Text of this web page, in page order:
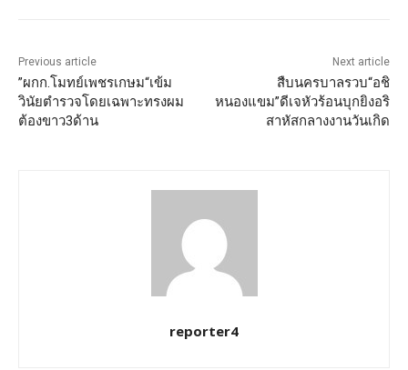
Previous article
”ผกก.โมทย์เพชรเกษม“เข้ม
วินัยตำรวจโดยเฉพาะทรงผม
ต้องขาว3ด้าน
Next article
สืบนครบาลรวบ“อชิ
หนองแขม”ดีเจหัวร้อนบุกยิงอริ
สาหัสกลางงานวันเกิด
reporter4